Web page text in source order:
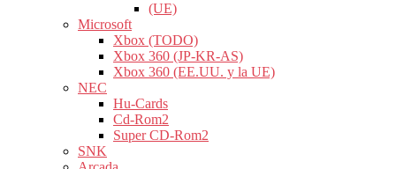
(UE)
Microsoft
Xbox (TODO)
Xbox 360 (JP-KR-AS)
Xbox 360 (EE.UU. y la UE)
NEC
Hu-Cards
Cd-Rom2
Super CD-Rom2
SNK